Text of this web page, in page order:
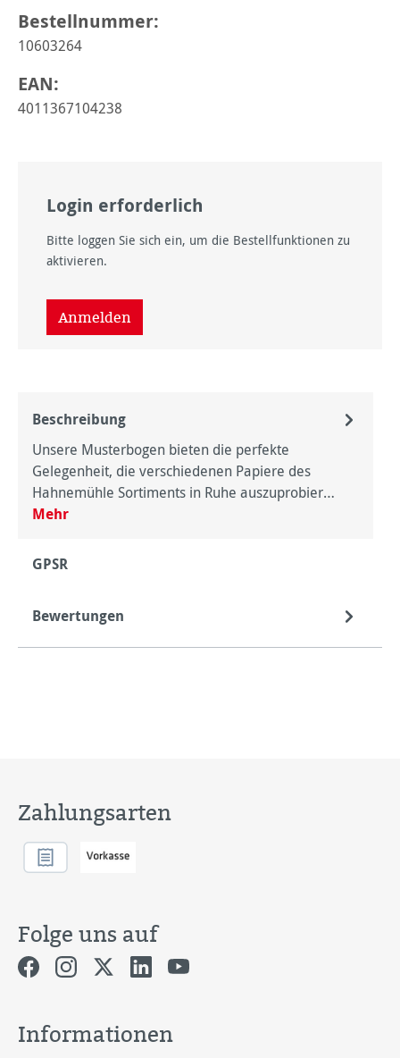
Bestellnummer:
10603264
EAN:
4011367104238
Login erforderlich
Bitte loggen Sie sich ein, um die Bestellfunktionen zu
aktivieren.
Anmelden
Beschreibung
Unsere Musterbogen bieten die perfekte
Gelegenheit, die verschiedenen Papiere des
Hahnemühle Sortiments in Ruhe auszuprobier…
Mehr
GPSR
Bewertungen
Zahlungsarten
Folge uns auf
Informationen